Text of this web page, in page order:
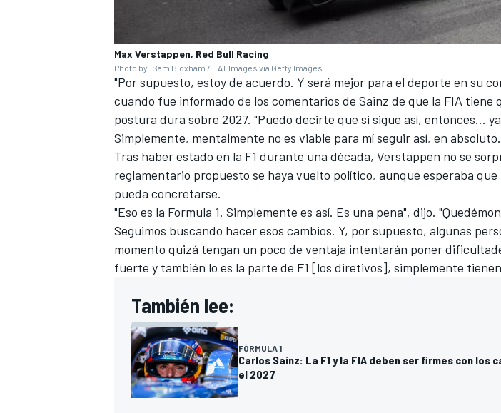
MÁS CATEGORÍAS
Max Verstappen, Red Bull Racing
Photo by: Sam Bloxham / LAT Images via Getty Images
"Por supuesto, estoy de acuerdo. Y será mejor para el deporte en su
cuando fue informado de los comentarios de Sainz de que la FIA tiene
postura dura sobre 2027. "Puedo decirte que si sigue así, entonces...
Simplemente, mentalmente no es viable para mí seguir así, en
Tras haber estado en la F1 durante una década, Verstappen no se
reglamentario propuesto se haya vuelto político, aunque esperaba
pueda concretarse.
"Eso es la Formula 1. Simplemente es así. Es una pena", dijo.
Seguimos buscando hacer esos cambios. Y, por supuesto, algunas
momento quizá tengan un poco de ventaja intentarán poner
fuerte y también lo es la parte de F1 [los diretivos], simplemente
También lee:
FÓRMULA 1
Carlos Sainz: La F1 y la FIA deben ser firmes con los
el 2027